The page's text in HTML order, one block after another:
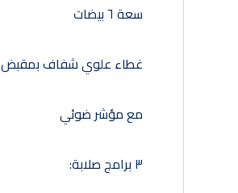
سعة ٦ بيضات
غطاء علوي شفاف بمقبض
مع مؤشر ضوئي
٣ برامج صلابة: